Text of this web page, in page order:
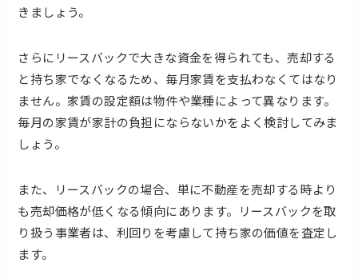
きましょう。
さらにリースバックで大きな資金を得られても、売却する
と持ち家でなくなるため、毎月家賃を支払わなくてはなり
ません。家賃の設定額は物件や業種によって異なります。
毎月の家賃が家計の負担にならないかをよく検討してみま
しょう。
また、リースバックの場合、単に不動産を売却する時より
も売却価格が低くなる傾向にあります。リースバックを取
り扱う事業者は、利回りを考慮して持ち家の価値を査定し
ます。